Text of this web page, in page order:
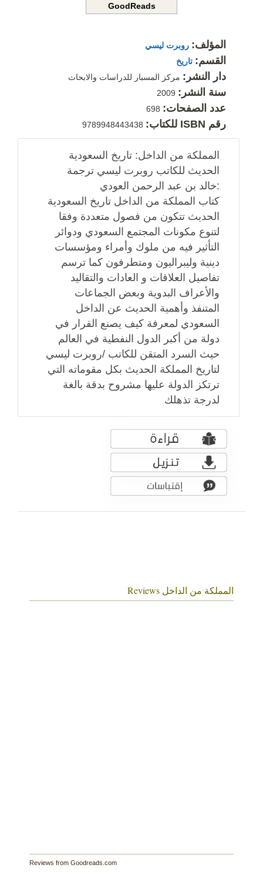
GoodReads
المؤلف: روبرت ليسي
القسم: تاريخ
دار النشر: مركز المسبار للدراسات والابحاث
سنة النشر:
عدد الصفحات:
رقم ISBN للكتاب: 9789948443438
المملكة من الداخل: تاريخ السعودية
الحديث للكاتب روبرت ليسي ترجمة
:خالد بن عبد الرحمن العودي
كتاب المملكة من الداخل تاريخ السعودية
الحديث تتكون من فصول متعددة وفقا
لتنوع مكونات المجتمع السعودي ودوائر
التأثير فيه من ملوك وأمراء ومؤسسات
دينية وليبراليون ومتطرفون كما ترسم
تفاصيل العلاقات و العادات والتقاليد
والأعراف البدوية وبعض الجماعات
المتنفذ وأهمية الحديث عن الداخل
السعودي لمعرفة كيف يصنع القرار في
دولة من أكبر الدول النفطية في العالم
حيث السرد المتقن للكاتب /روبرت ليسي
لتاريخ المملكة الحديث بكل مقوماته التي
ترتكز الدولة عليها مشروح بدقة بالغة
لدرجة تذهلك
المملكة من الداخل Reviews
Reviews from Goodreads.com